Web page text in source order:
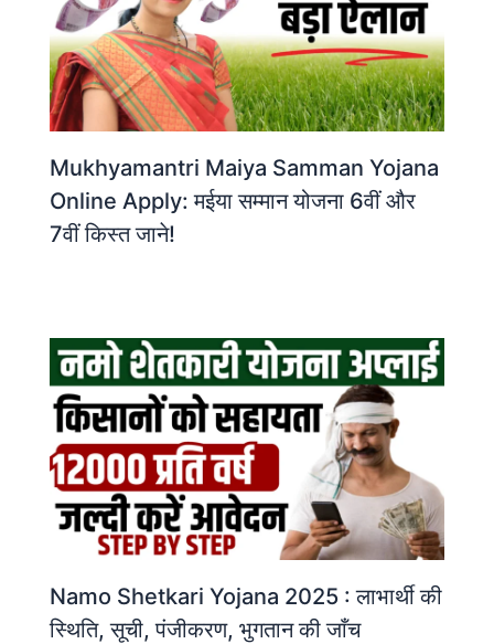
Mukhyamantri Maiya Samman Yojana
Online Apply: मईया सम्मान योजना 6वीं और
7वीं किस्त जाने!
Namo Shetkari Yojana 2025 : लाभार्थी की
स्थिति, सूची, पंजीकरण, भुगतान की जाँच